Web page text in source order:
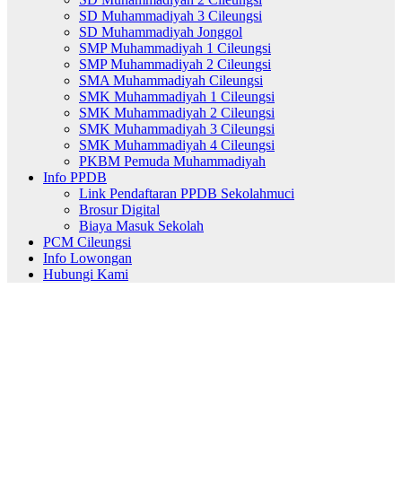
SD Muhammadiyah 3 Cileungsi
SD Muhammadiyah Jonggol
SMP Muhammadiyah 1 Cileungsi
SMP Muhammadiyah 2 Cileungsi
SMA Muhammadiyah Cileungsi
SMK Muhammadiyah 1 Cileungsi
SMK Muhammadiyah 2 Cileungsi
SMK Muhammadiyah 3 Cileungsi
SMK Muhammadiyah 4 Cileungsi
PKBM Pemuda Muhammadiyah
Info PPDB
Link Pendaftaran PPDB Sekolahmuci
Brosur Digital
Biaya Masuk Sekolah
PCM Cileungsi
Info Lowongan
Hubungi Kami